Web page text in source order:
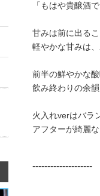
「もはや貴醸酒で
甘みは前に出る
軽やかな甘みは
前半の鮮やかな
飲み終わりの余
火入れverはバラ
アフターが綺麗
--------------------